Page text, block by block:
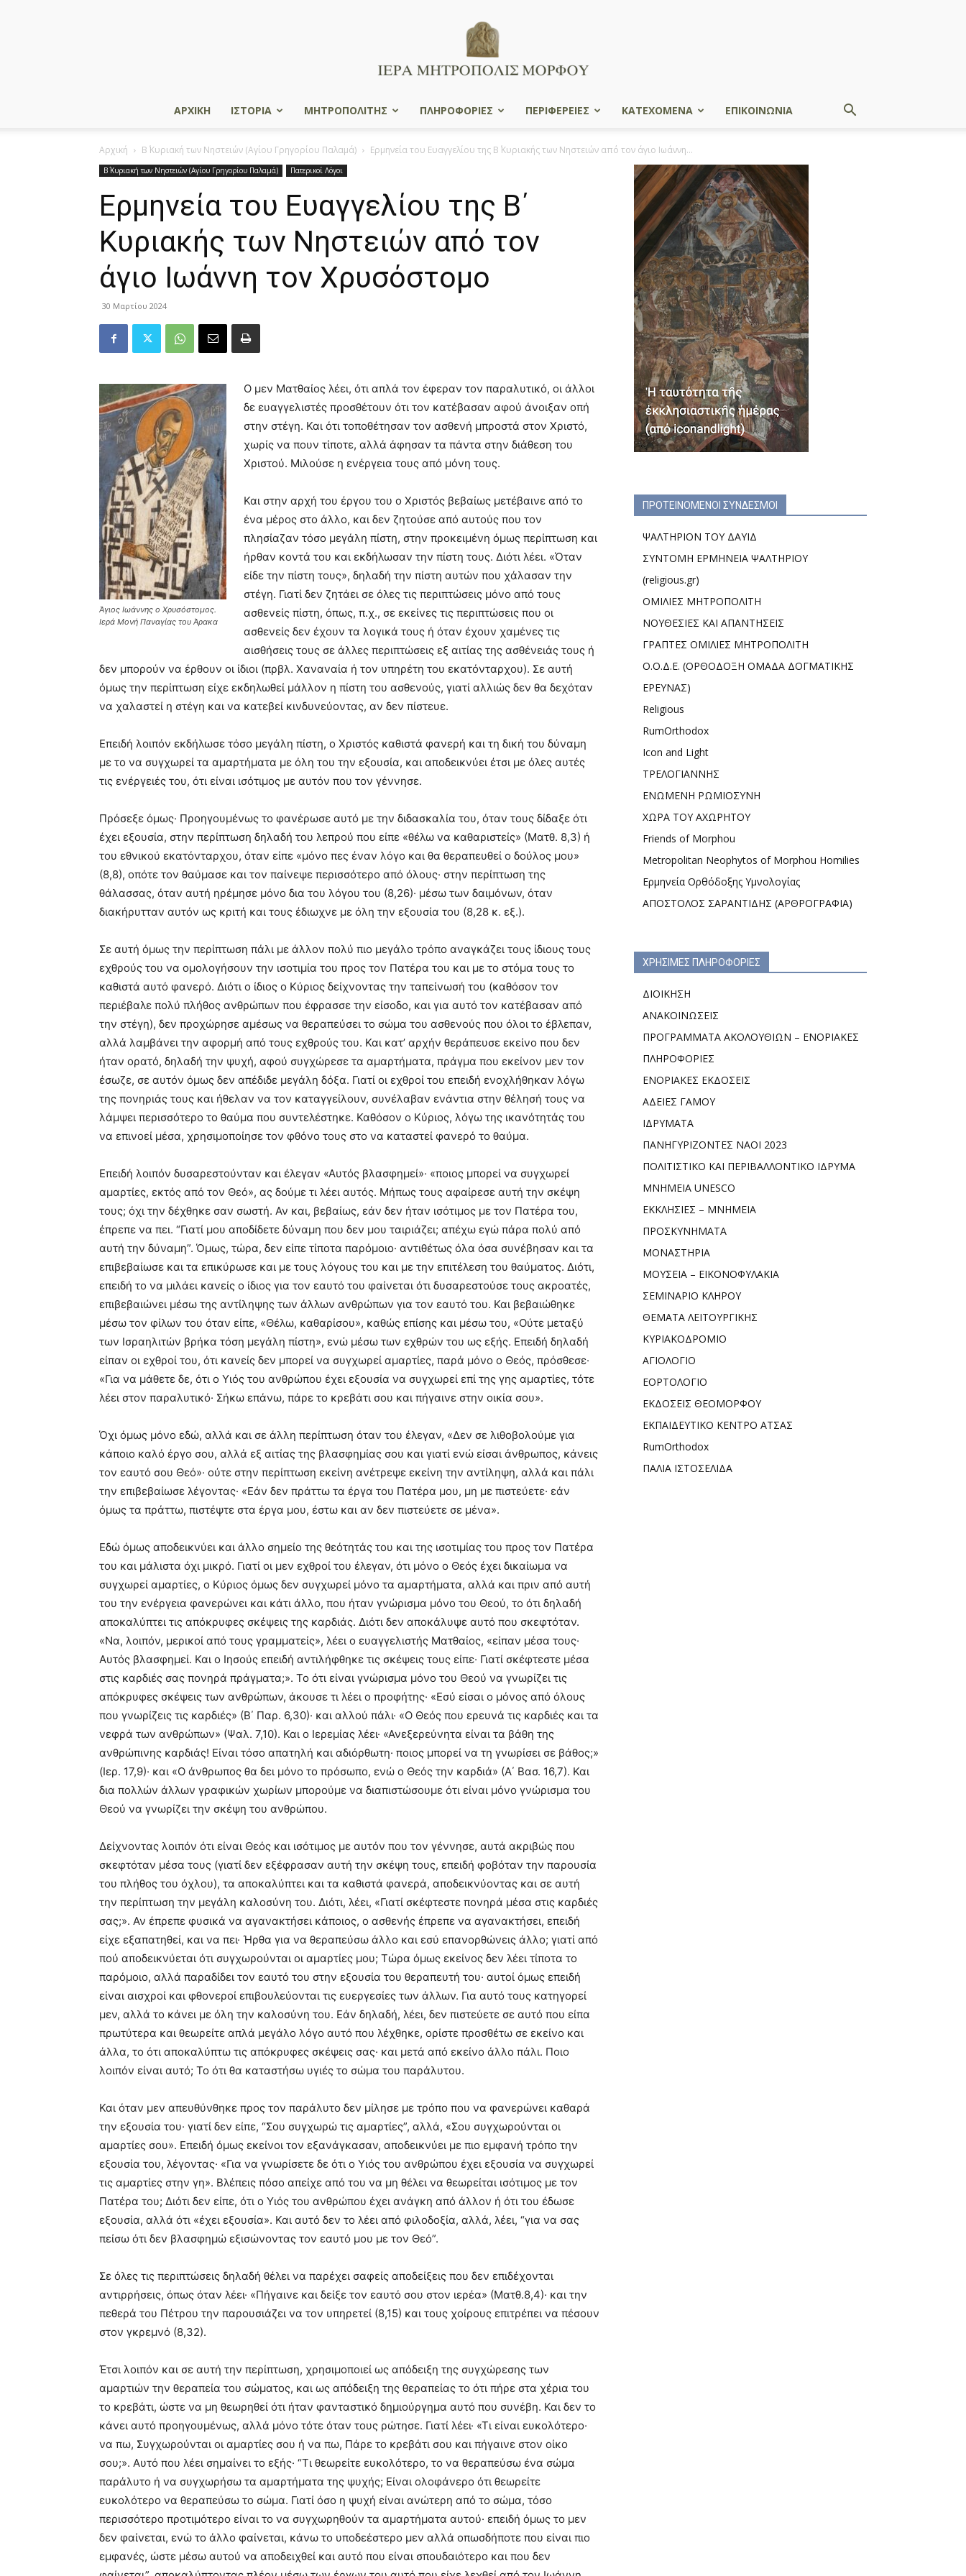
Μητρόπολις
ΑΡΧΙΚΗ ΙΣΤΟΡΙΑ ΜΗΤΡΟΠΟΛΙΤΗΣ ΠΛΗΡΟΦΟΡΙΕΣ ΠΕΡΙΦΕΡΕΙΕΣ ΚΑΤΕΧΟΜΕΝΑ ΕΠΙΚΟΙΝΩΝΙΑ
Αρχική Β΄ Κυριακή των Νηστειών (Αγίου Γρηγορίου Παλαμά) Ερμηνεία του Ευαγγελίου της Β΄ Κυριακής των Νηστειών από τον άγιο Ιωάννη...
Β΄ Κυριακή των Νηστειών (Αγίου Γρηγορίου Παλαμά) Πατερικοί Λόγοι
Ερμηνεία του Ευαγγελίου της Β΄
Κυριακής των Νηστειών από τον
άγιο Ιωάννη τον Χρυσόστομο
30 Μαρτίου 2024
Άγιος Ιωάννης ο Χρυσόστομος.
Ιερά Μονή Παναγίας του Άρακα
Ο μεν Ματθαίος λέει, ότι απλά τον έφεραν τον παραλυτικό, οι άλλοι
δε ευαγγελιστές προσθέτουν ότι τον κατέβασαν αφού άνοιξαν οπή
στην στέγη. Και ότι τοποθέτησαν τον ασθενή μπροστά στον Χριστό,
χωρίς να πουν τίποτε, αλλά άφησαν τα πάντα στην διάθεση του
Χριστού. Μιλούσε η ενέργεια τους από μόνη τους.
Και στην αρχή του έργου του ο Χριστός βεβαίως μετέβαινε από το
ένα μέρος στο άλλο, και δεν ζητούσε από αυτούς που τον
πλησίαζαν τόσο μεγάλη πίστη, στην προκειμένη όμως περίπτωση και
ήρθαν κοντά του και εκδήλωσαν την πίστη τους. Διότι λέει. «Όταν
είδε την πίστη τους», δηλαδή την πίστη αυτών που χάλασαν την
στέγη. Γιατί δεν ζητάει σε όλες τις περιπτώσεις μόνο από τους
ασθενείς πίστη, όπως, π.χ., σε εκείνες τις περιπτώσεις που οι
ασθενείς δεν έχουν τα λογικά τους ή όταν έχουν χαμένες τις
αισθήσεις τους σε άλλες περιπτώσεις εξ αιτίας της ασθένειάς τους ή
δεν μπορούν να έρθουν οι ίδιοι (πρβλ. Χαναναία ή τον υπηρέτη του εκατόνταρχου). Σε αυτή
όμως την περίπτωση είχε εκδηλωθεί μάλλον η πίστη του ασθενούς, γιατί αλλιώς δεν θα δεχόταν
να χαλαστεί η στέγη και να κατεβεί κινδυνεύοντας, αν δεν πίστευε.
Επειδή λοιπόν εκδήλωσε τόσο μεγάλη πίστη, ο Χριστός καθιστά φανερή και τη δική του δύναμη
με το να συγχωρεί τα αμαρτήματα με όλη του την εξουσία, και αποδεικνύει έτσι με όλες αυτές
τις ενέργειές του, ότι είναι ισότιμος με αυτόν που τον γέννησε.
Πρόσεξε όμως· Προηγουμένως το φανέρωσε αυτό με την διδασκαλία του, όταν τους δίδαξε ότι
έχει εξουσία, στην περίπτωση δηλαδή του λεπρού που είπε «θέλω να καθαριστείς» (Ματθ. 8,3) ή
του εθνικού εκατόνταρχου, όταν είπε «μόνο πες έναν λόγο και θα θεραπευθεί ο δούλος μου»
(8,8), οπότε τον θαύμασε και τον παίνεψε περισσότερο από όλους· στην περίπτωση της
θάλασσας, όταν αυτή ηρέμησε μόνο δια του λόγου του (8,26)· μέσω των δαιμόνων, όταν
διακήρυτταν αυτόν ως κριτή και τους έδιωχνε με όλη την εξουσία του (8,28 κ. εξ.).
Σε αυτή όμως την περίπτωση πάλι με άλλον πολύ πιο μεγάλο τρόπο αναγκάζει τους ίδιους τους
εχθρούς του να ομολογήσουν την ισοτιμία του προς τον Πατέρα του και με το στόμα τους το
καθιστά αυτό φανερό. Διότι ο ίδιος ο Κύριος δείχνοντας την ταπείνωσή του (καθόσον τον
περιέβαλε πολύ πλήθος ανθρώπων που έφρασσε την είσοδο, και για αυτό τον κατέβασαν από
την στέγη), δεν προχώρησε αμέσως να θεραπεύσει το σώμα του ασθενούς που όλοι το έβλεπαν,
αλλά λαμβάνει την αφορμή από τους εχθρούς του. Και κατ’ αρχήν θεράπευσε εκείνο που δεν
ήταν ορατό, δηλαδή την ψυχή, αφού συγχώρεσε τα αμαρτήματα, πράγμα που εκείνον μεν τον
έσωζε, σε αυτόν όμως δεν απέδιδε μεγάλη δόξα. Γιατί οι εχθροί του επειδή ενοχλήθηκαν λόγω
της πονηριάς τους και ήθελαν να τον καταγγείλουν, συνέλαβαν ενάντια στην θέλησή τους να
λάμψει περισσότερο το θαύμα που συντελέστηκε. Καθόσον ο Κύριος, λόγω της ικανότητάς του
να επινοεί μέσα, χρησιμοποίησε τον φθόνο τους στο να καταστεί φανερό το θαύμα.
Επειδή λοιπόν δυσαρεστούνταν και έλεγαν «Αυτός βλασφημεί»· «ποιος μπορεί να συγχωρεί
αμαρτίες, εκτός από τον Θεό», ας δούμε τι λέει αυτός. Μήπως τους αφαίρεσε αυτή την σκέψη
τους; όχι την δέχθηκε σαν σωστή. Αν και, βεβαίως, εάν δεν ήταν ισότιμος με τον Πατέρα του,
έπρεπε να πει. “Γιατί μου αποδίδετε δύναμη που δεν μου ταιριάζει; απέχω εγώ πάρα πολύ από
αυτή την δύναμη”. Όμως, τώρα, δεν είπε τίποτα παρόμοιο· αντιθέτως όλα όσα συνέβησαν και τα
επιβεβαίωσε και τα επικύρωσε και με τους λόγους του και με την επιτέλεση του θαύματος. Διότι,
επειδή το να μιλάει κανείς ο ίδιος για τον εαυτό του φαίνεται ότι δυσαρεστούσε τους ακροατές,
επιβεβαιώνει μέσω της αντίληψης των άλλων ανθρώπων για τον εαυτό του. Και βεβαιώθηκε
μέσω τον φίλων του όταν είπε, «Θέλω, καθαρίσου», καθώς επίσης και μέσω του, «Ούτε μεταξύ
των Ισραηλιτών βρήκα τόση μεγάλη πίστη», ενώ μέσω των εχθρών του ως εξής. Επειδή δηλαδή
είπαν οι εχθροί του, ότι κανείς δεν μπορεί να συγχωρεί αμαρτίες, παρά μόνο ο Θεός, πρόσθεσε·
«Για να μάθετε δε, ότι ο Υιός του ανθρώπου έχει εξουσία να συγχωρεί επί της γης αμαρτίες, τότε
λέει στον παραλυτικό· Σήκω επάνω, πάρε το κρεβάτι σου και πήγαινε στην οικία σου».
Όχι όμως μόνο εδώ, αλλά και σε άλλη περίπτωση όταν του έλεγαν, «Δεν σε λιθοβολούμε για
κάποιο καλό έργο σου, αλλά εξ αιτίας της βλασφημίας σου και γιατί ενώ είσαι άνθρωπος, κάνεις
τον εαυτό σου Θεό»· ούτε στην περίπτωση εκείνη ανέτρεψε εκείνη την αντίληψη, αλλά και πάλι
την επιβεβαίωσε λέγοντας· «Εάν δεν πράττω τα έργα του Πατέρα μου, μη με πιστεύετε· εάν
όμως τα πράττω, πιστέψτε στα έργα μου, έστω και αν δεν πιστεύετε σε μένα».
Εδώ όμως αποδεικνύει και άλλο σημείο της θεότητάς του και της ισοτιμίας του προς τον Πατέρα
του και μάλιστα όχι μικρό. Γιατί οι μεν εχθροί του έλεγαν, ότι μόνο ο Θεός έχει δικαίωμα να
συγχωρεί αμαρτίες, ο Κύριος όμως δεν συγχωρεί μόνο τα αμαρτήματα, αλλά και πριν από αυτή
του την ενέργεια φανερώνει και κάτι άλλο, που ήταν γνώρισμα μόνο του Θεού, το ότι δηλαδή
αποκαλύπτει τις απόκρυφες σκέψεις της καρδιάς. Διότι δεν αποκάλυψε αυτό που σκεφτόταν.
«Να, λοιπόν, μερικοί από τους γραμματείς», λέει ο ευαγγελιστής Ματθαίος, «είπαν μέσα τους·
Αυτός βλασφημεί. Και ο Ιησούς επειδή αντιλήφθηκε τις σκέψεις τους είπε· Γιατί σκέφτεστε μέσα
στις καρδιές σας πονηρά πράγματα;». Το ότι είναι γνώρισμα μόνο του Θεού να γνωρίζει τις
απόκρυφες σκέψεις των ανθρώπων, άκουσε τι λέει ο προφήτης· «Εσύ είσαι ο μόνος από όλους
που γνωρίζεις τις καρδιές» (Β΄ Παρ. 6,30)· και αλλού πάλι· «Ο Θεός που ερευνά τις καρδιές και τα
νεφρά των ανθρώπων» (Ψαλ. 7,10). Και ο Ιερεμίας λέει· «Ανεξερεύνητα είναι τα βάθη της
ανθρώπινης καρδιάς! Είναι τόσο απατηλή και αδιόρθωτη· ποιος μπορεί να τη γνωρίσει σε βάθος;»
(Ιερ. 17,9)· και «Ο άνθρωπος θα δει μόνο το πρόσωπο, ενώ ο Θεός την καρδιά» (Α΄ Βασ. 16,7). Και
δια πολλών άλλων γραφικών χωρίων μπορούμε να διαπιστώσουμε ότι είναι μόνο γνώρισμα του
Θεού να γνωρίζει την σκέψη του ανθρώπου.
Δείχνοντας λοιπόν ότι είναι Θεός και ισότιμος με αυτόν που τον γέννησε, αυτά ακριβώς που
σκεφτόταν μέσα τους (γιατί δεν εξέφρασαν αυτή την σκέψη τους, επειδή φοβόταν την παρουσία
του πλήθος του όχλου), τα αποκαλύπτει και τα καθιστά φανερά, αποδεικνύοντας και σε αυτή
την περίπτωση την μεγάλη καλοσύνη του. Διότι, λέει, «Γιατί σκέφτεστε πονηρά μέσα στις καρδιές
σας;». Αν έπρεπε φυσικά να αγανακτήσει κάποιος, ο ασθενής έπρεπε να αγανακτήσει, επειδή
είχε εξαπατηθεί, και να πει· Ήρθα για να θεραπεύσω άλλο και εσύ επανορθώνεις άλλο; γιατί από
πού αποδεικνύεται ότι συγχωρούνται οι αμαρτίες μου; Τώρα όμως εκείνος δεν λέει τίποτα το
παρόμοιο, αλλά παραδίδει τον εαυτό του στην εξουσία του θεραπευτή του· αυτοί όμως επειδή
είναι αισχροί και φθονεροί επιβουλεύονται τις ευεργεσίες των άλλων. Για αυτό τους κατηγορεί
μεν, αλλά το κάνει με όλη την καλοσύνη του. Εάν δηλαδή, λέει, δεν πιστεύετε σε αυτό που είπα
πρωτύτερα και θεωρείτε απλά μεγάλο λόγο αυτό που λέχθηκε, ορίστε προσθέτω σε εκείνο και
άλλα, το ότι αποκαλύπτω τις απόκρυφες σκέψεις σας· και μετά από εκείνο άλλο πάλι. Ποιο
λοιπόν είναι αυτό; Το ότι θα καταστήσω υγιές το σώμα του παράλυτου.
Και όταν μεν απευθύνθηκε προς τον παράλυτο δεν μίλησε με τρόπο που να φανερώνει καθαρά
την εξουσία του· γιατί δεν είπε, “Σου συγχωρώ τις αμαρτίες”, αλλά, «Σου συγχωρούνται οι
αμαρτίες σου». Επειδή όμως εκείνοι τον εξανάγκασαν, αποδεικνύει με πιο εμφανή τρόπο την
εξουσία του, λέγοντας· «Για να γνωρίσετε δε ότι ο Υιός του ανθρώπου έχει εξουσία να συγχωρεί
τις αμαρτίες στην γη». Βλέπεις πόσο απείχε από του να μη θέλει να θεωρείται ισότιμος με τον
Πατέρα του; Διότι δεν είπε, ότι ο Υιός του ανθρώπου έχει ανάγκη από άλλον ή ότι του έδωσε
εξουσία, αλλά ότι «έχει εξουσία». Και αυτό δεν το λέει από φιλοδοξία, αλλά, λέει, “για να σας
πείσω ότι δεν βλασφημώ εξισώνοντας τον εαυτό μου με τον Θεό”.
Σε όλες τις περιπτώσεις δηλαδή θέλει να παρέχει σαφείς αποδείξεις που δεν επιδέχονται
αντιρρήσεις, όπως όταν λέει· «Πήγαινε και δείξε τον εαυτό σου στον ιερέα» (Ματθ.8,4)· και την
πεθερά του Πέτρου την παρουσιάζει να τον υπηρετεί (8,15) και τους χοίρους επιτρέπει να πέσουν
στον γκρεμνό (8,32).
Έτσι λοιπόν και σε αυτή την περίπτωση, χρησιμοποιεί ως απόδειξη της συγχώρεσης των
αμαρτιών την θεραπεία του σώματος, και ως απόδειξη της θεραπείας το ότι πήρε στα χέρια του
το κρεβάτι, ώστε να μη θεωρηθεί ότι ήταν φανταστικό δημιούργημα αυτό που συνέβη. Και δεν το
κάνει αυτό προηγουμένως, αλλά μόνο τότε όταν τους ρώτησε. Γιατί λέει· «Τι είναι ευκολότερο·
να πω, Συγχωρούνται οι αμαρτίες σου ή να πω, Πάρε το κρεβάτι σου και πήγαινε στον οίκο
σου;». Αυτό που λέει σημαίνει το εξής· “Τι θεωρείτε ευκολότερο, το να θεραπεύσω ένα σώμα
παράλυτο ή να συγχωρήσω τα αμαρτήματα της ψυχής; Είναι ολοφάνερο ότι θεωρείτε
ευκολότερο να θεραπεύσω το σώμα. Γιατί όσο η ψυχή είναι ανώτερη από το σώμα, τόσο
περισσότερο προτιμότερο είναι το να συγχωρηθούν τα αμαρτήματα αυτού· επειδή όμως το μεν
δεν φαίνεται, ενώ το άλλο φαίνεται, κάνω το υποδεέστερο μεν αλλά οπωσδήποτε που είναι πιο
εμφανές, ώστε μέσω αυτού να αποδειχθεί και αυτό που είναι σπουδαιότερο και που δεν
ΠΡΟΤΕΙΝΟΜΕΝΟΙ ΣΥΝΔΕΣΜΟΙ
ΨΑΛΤΗΡΙΟΝ ΤΟΥ ΔΑΥΙΔ
ΣΥΝΤΟΜΗ ΕΡΜΗΝΕΙΑ ΨΑΛΤΗΡΙΟΥ
(religious.gr)
ΟΜΙΛΙΕΣ ΜΗΤΡΟΠΟΛΙΤΗ
ΝΟΥΘΕΣΙΕΣ ΚΑΙ ΑΠΑΝΤΗΣΕΙΣ
ΓΡΑΠΤΕΣ ΟΜΙΛΙΕΣ ΜΗΤΡΟΠΟΛΙΤΗ
Ο.Ο.Δ.Ε. (ΟΡΘΟΔΟΞΗ ΟΜΑΔΑ ΔΟΓΜΑΤΙΚΗΣ
ΕΡΕΥΝΑΣ)
Religious
RumOrthodox
Icon and Light
ΤΡΕΛΟΓΙΑΝΝΗΣ
ΕΝΩΜΕΝΗ ΡΩΜΙΟΣΥΝΗ
ΧΩΡΑ ΤΟΥ ΑΧΩΡΗΤΟΥ
Friends of Morphou
Metropolitan Neophytos of Morphou Homilies
Ερμηνεία Ορθόδοξης Υμνολογίας
ΑΠΟΣΤΟΛΟΣ ΣΑΡΑΝΤΙΔΗΣ (ΑΡΘΡΟΓΡΑΦΙΑ)
ΧΡΗΣΙΜΕΣ ΠΛΗΡΟΦΟΡΙΕΣ
ΔΙΟΙΚΗΣΗ
ΑΝΑΚΟΙΝΩΣΕΙΣ
ΠΡΟΓΡΑΜΜΑΤΑ ΑΚΟΛΟΥΘΙΩΝ – ΕΝΟΡΙΑΚΕΣ
ΠΛΗΡΟΦΟΡΙΕΣ
ΕΝΟΡΙΑΚΕΣ ΕΚΔΟΣΕΙΣ
ΑΔΕΙΕΣ ΓΑΜΟΥ
ΙΔΡΥΜΑΤΑ
ΠΑΝΗΓΥΡΙΖΟΝΤΕΣ ΝΑΟΙ 2023
ΠΟΛΙΤΙΣΤΙΚΟ ΚΑΙ ΠΕΡΙΒΑΛΛΟΝΤΙΚΟ ΙΔΡΥΜΑ
ΜΝΗΜΕΙΑ UNESCO
ΕΚΚΛΗΣΙΕΣ – ΜΝΗΜΕΙΑ
ΠΡΟΣΚΥΝΗΜΑΤΑ
ΜΟΝΑΣΤΗΡΙΑ
ΜΟΥΣΕΙΑ – ΕΙΚΟΝΟΦΥΛΑΚΙΑ
ΣΕΜΙΝΑΡΙΟ ΚΛΗΡΟΥ
ΘΕΜΑΤΑ ΛΕΙΤΟΥΡΓΙΚΗΣ
ΚΥΡΙΑΚΟΔΡΟΜΙΟ
ΑΓΙΟΛΟΓΙΟ
ΕΟΡΤΟΛΟΓΙΟ
ΕΚΔΟΣΕΙΣ ΘΕΟΜΟΡΦΟΥ
ΕΚΠΑΙΔΕΥΤΙΚΟ ΚΕΝΤΡΟ ΑΤΣΑΣ
RumOrthodox
ΠΑΛΙΑ ΙΣΤΟΣΕΛΙΔΑ